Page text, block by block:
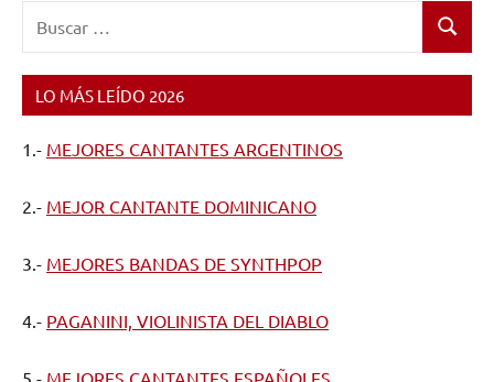
Buscar
LO MÁS LEÍDO 2026
1.- MEJORES CANTANTES ARGENTINOS
2.- MEJOR CANTANTE DOMINICANO
3.- MEJORES BANDAS DE SYNTHPOP
4.- PAGANINI, VIOLINISTA DEL DIABLO
5.- MEJORES CANTANTES ESPAÑOLES